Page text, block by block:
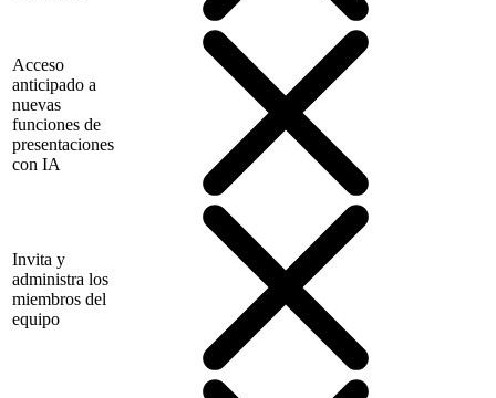
Acceso
anticipado a
nuevas
funciones de
presentaciones
con IA
Invita y
administra los
miembros del
equipo